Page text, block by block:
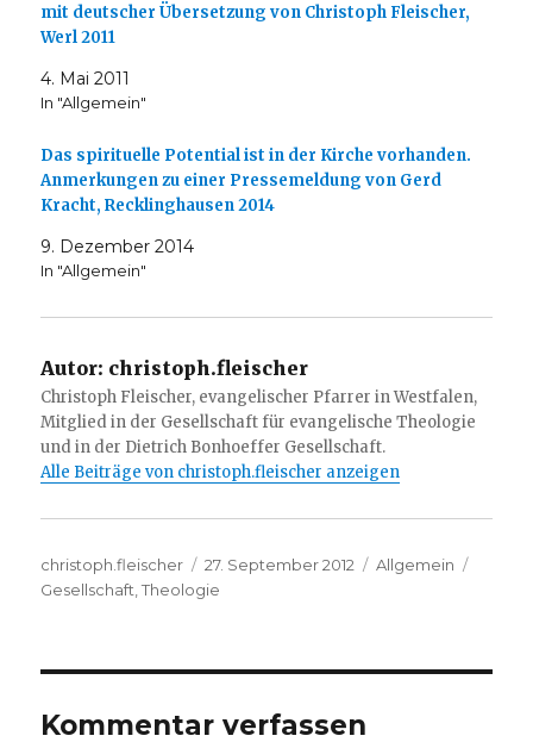
mit deutscher Übersetzung von Christoph Fleischer,
Werl 2011
4. Mai 2011
In "Allgemein"
Das spirituelle Potential ist in der Kirche vorhanden.
Anmerkungen zu einer Pressemeldung von Gerd
Kracht, Recklinghausen 2014
9. Dezember 2014
In "Allgemein"
Autor: christoph.fleischer
Christoph Fleischer, evangelischer Pfarrer in Westfalen,
Mitglied in der Gesellschaft für evangelische Theologie
und in der Dietrich Bonhoeffer Gesellschaft.
Alle Beiträge von christoph.fleischer anzeigen
Autor
christoph.fleischer
Veröffentlicht
am
27. September 2012 Kategorien
Allgemein
Gesellschaft ,Theologie
Kommentar verfassen